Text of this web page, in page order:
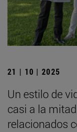
21 | 10 | 2025
Un estilo de
casi a la
relacionados